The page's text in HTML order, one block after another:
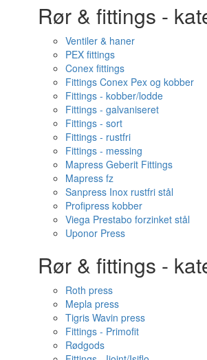
Rør & fittings -
Ventiler & haner
PEX fittings
Conex fittings
Fittings Conex Pex og kobber
Fittings - kobber/lodde
Fittings - galvaniseret
Fittings - sort
Fittings - rustfri
Fittings - messing
Mapress Geberit Fittings
Mapress fz
Sanpress Inox rustfri stål
Profipress kobber
Viega Prestabo forzinket stål
Uponor Press
Rør & fittings -
Roth press
Mepla press
Tigris Wavin press
Fittings - Primofit
Rødgods